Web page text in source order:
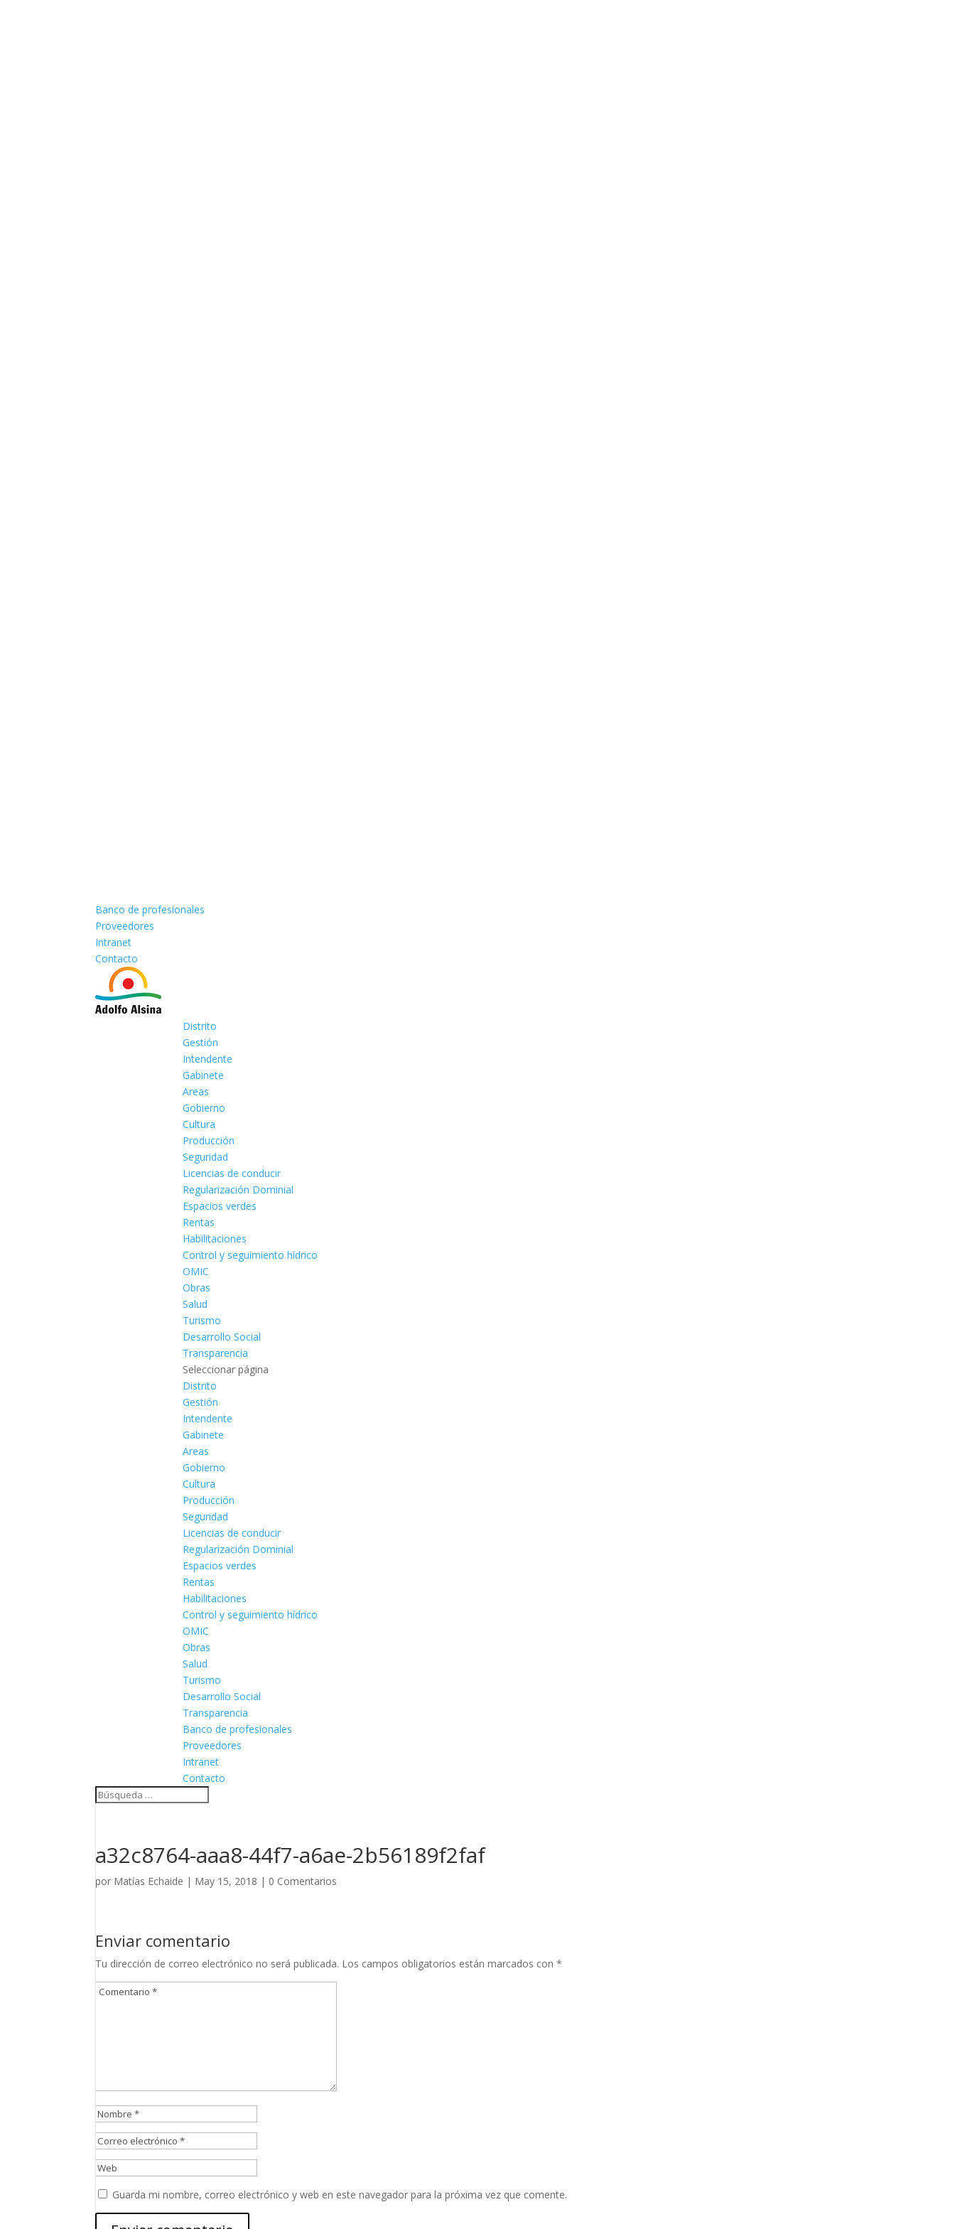
Banco de profesionales
Proveedores
Intranet
Contacto
Distrito
Gestión
Intendente
Gabinete
Areas
Gobierno
Cultura
Producción
Seguridad
Licencias de conducir
Regularización Dominial
Espacios verdes
Rentas
Habilitaciones
Control y seguimiento hídrico
OMIC
Obras
Salud
Turismo
Desarrollo Social
Transparencia
Seleccionar página
Distrito
Gestión
Intendente
Gabinete
Areas
Gobierno
Cultura
Producción
Seguridad
Licencias de conducir
Regularización Dominial
Espacios verdes
Rentas
Habilitaciones
Control y seguimiento hídrico
OMIC
Obras
Salud
Turismo
Desarrollo Social
Transparencia
Banco de profesionales
Proveedores
Intranet
Contacto
a32c8764-aaa8-44f7-a6ae-2b56189f2faf
por Matías Echaide | May 15, 2018 | 0 Comentarios
Enviar comentario
Tu dirección de correo electrónico no será publicada. Los campos obligatorios están marcados con*
Guarda mi nombre, correo electrónico y web en este navegador para la próxima vez que comente.